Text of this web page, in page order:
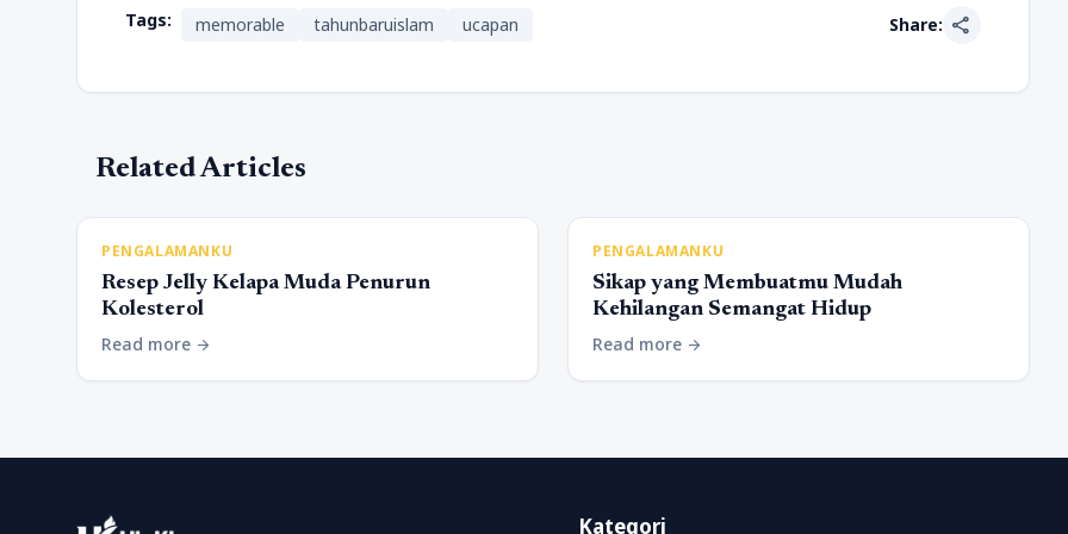
Tags: memorable tahunbaruislam ucapan Share: share
Related Articles
PENGALAMANKU
Resep Jelly Kelapa Muda Penurun
Kolesterol
Read more arrow_forward
PENGALAMANKU
Sikap yang Membuatmu Mudah
Kehilangan Semangat Hidup
Read more arrow_forward
Kategori